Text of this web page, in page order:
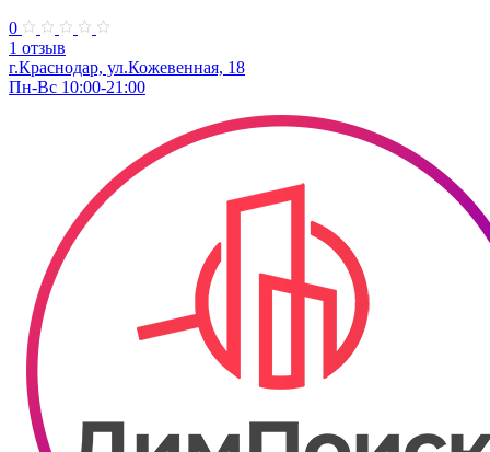
0
1 отзыв
г.Краснодар, ул.Кожевенная, 18
Пн-Вс 10:00-21:00